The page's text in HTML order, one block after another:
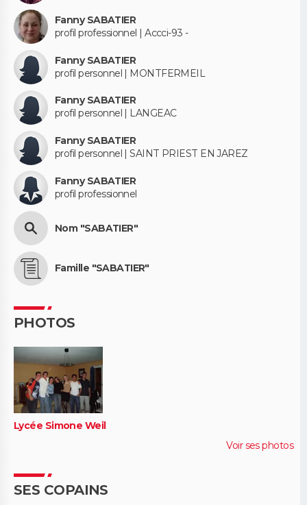
Fanny SABATIER
profil professionnel | Accci-93 -
Fanny SABATIER
profil personnel | MONTFERMEIL
Fanny SABATIER
profil personnel | LANGEAC
Fanny SABATIER
profil personnel | SAINT PRIEST EN JAREZ
Fanny SABATIER
profil professionnel
Nom "SABATIER"
Famille "SABATIER"
PHOTOS
Lycée Simone Weil
Voir ses photos
SES COPAINS